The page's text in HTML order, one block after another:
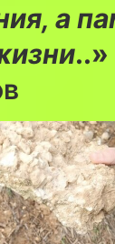
а
..»